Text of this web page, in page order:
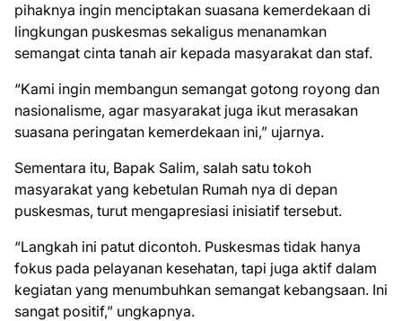
pihaknya ingin menciptakan suasana kemerdekaan di
lingkungan puskesmas sekaligus menanamkan
semangat cinta tanah air kepada masyarakat dan staf.
“Kami ingin membangun semangat gotong royong dan
nasionalisme, agar masyarakat juga ikut merasakan
suasana peringatan kemerdekaan ini,” ujarnya.
Sementara itu, Bapak Salim, salah satu tokoh
masyarakat yang kebetulan Rumah nya di depan
puskesmas, turut mengapresiasi inisiatif tersebut.
“Langkah ini patut dicontoh. Puskesmas tidak hanya
fokus pada pelayanan kesehatan, tapi juga aktif dalam
kegiatan yang menumbuhkan semangat kebangsaan. Ini
sangat positif,” ungkapnya.